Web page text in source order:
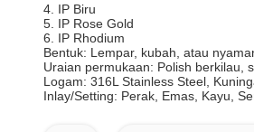
4. IP Biru
5. IP Rose Gold
6. IP Rhodium
Bentuk: Lempar, kubah, atau
Uraian permukaan: Polish berkilau,
Logam: 316L Stainless Steel,
Inlay/Setting: Perak, Emas, Kayu,